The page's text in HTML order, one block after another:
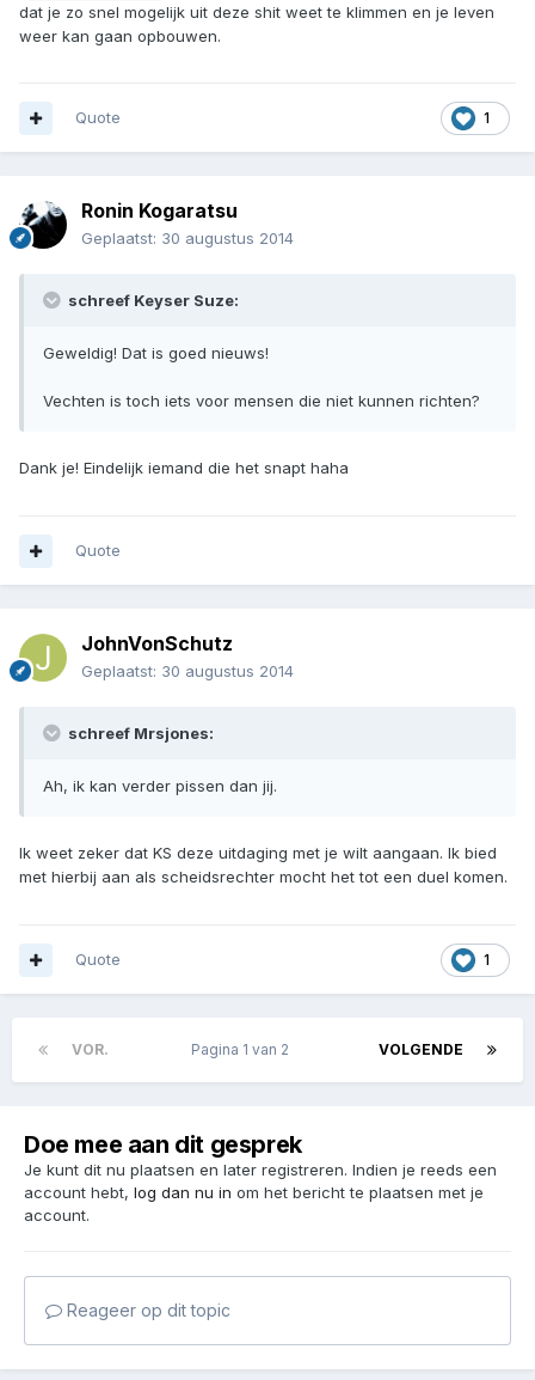
dat je zo snel mogelijk uit deze shit weet te klimmen en je leven
weer kan gaan opbouwen.
1
Quote
Ronin Kogaratsu
Geplaatst: 30 augustus 2014
schreef Keyser Suze:
Geweldig! Dat is goed nieuws!
Vechten is toch iets voor mensen die niet kunnen richten?
Dank je! Eindelijk iemand die het snapt haha
Quote
JohnVonSchutz
Geplaatst: 30 augustus 2014
schreef Mrsjones:
Ah, ik kan verder pissen dan jij.
Ik weet zeker dat KS deze uitdaging met je wilt aangaan. Ik bied
met hierbij aan als scheidsrechter mocht het tot een duel komen.
1
Quote
VOR. VOLGENDE
Pagina 1 van 2
Doe mee aan dit gesprek
Je kunt dit nu plaatsen en later registreren. Indien je reeds een
account hebt, log dan nu in om het bericht te plaatsen met je
account.
Reageer op dit topic